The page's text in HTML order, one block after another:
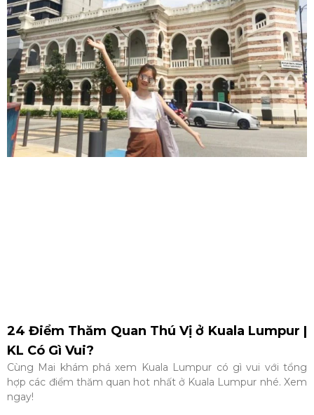
24 Điểm Thăm Quan Thú Vị ở Kuala Lumpur |
KL Có Gì Vui?
Cùng Mai khám phá xem Kuala Lumpur có gì vui với tổng
hợp các điểm thăm quan hot nhất ở Kuala Lumpur nhé. Xem
ngay!